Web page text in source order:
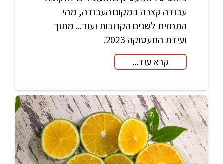
עבודה קצרה במקום העבודה, מהי
התחזית לשנים הקרובות ועוד... מתוך
ועידת התעסוקה 2023.
קרא עוד...